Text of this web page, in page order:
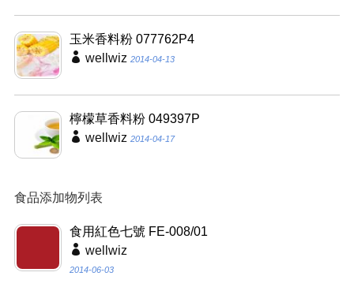
玉米香料粉 077762P4
wellwiz 2014-04-13
檸檬草香料粉 049397P
wellwiz 2014-04-17
食品添加物列表
食用紅色七號 FE-008/01
wellwiz
2014-06-03